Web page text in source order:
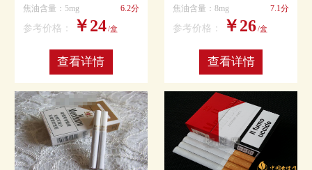
焦油含量：5mg 6.2分
参考价格： ￥24/盒
查看详情
焦油含量：8mg 7.1分
参考价格： ￥26/盒
查看详情